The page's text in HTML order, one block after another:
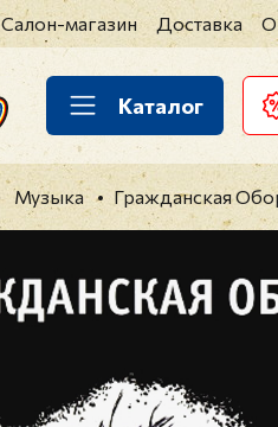
Салон-магазин Доставка
Каталог
Музыка Гражданская